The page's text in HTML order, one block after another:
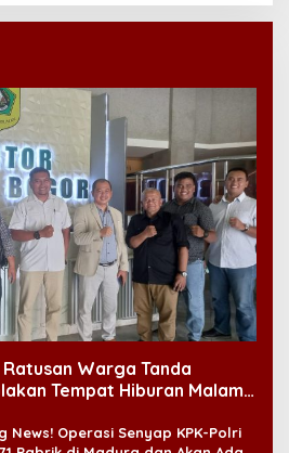
Warga Tanda
Tempat Hiburan Malam
News! Operasi Senyap KPK-Polri